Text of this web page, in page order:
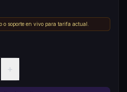
soporte en vivo para tarifa actual.
+